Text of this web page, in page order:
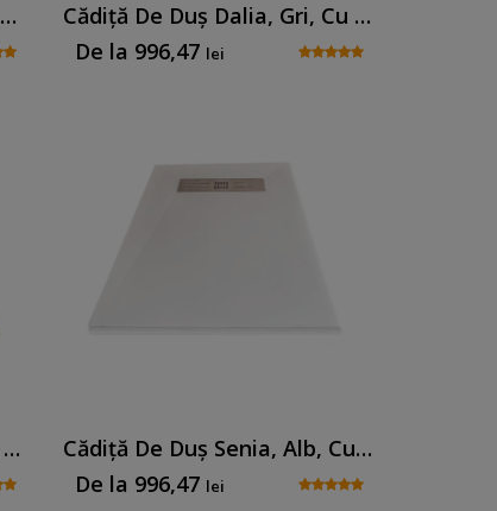
Cădiță De Duș Dalia, Crem, Cu Sifon Inclus
Cădiță De Duș Dalia, Gri, Cu Sifon Inclus
De la 996,47 lei
Cădiță De Duș Senia, Crem, Cu Sifon Inclus
Cădiță De Duș Senia, Alb, Cu Sifon Inclus
De la 996,47 lei